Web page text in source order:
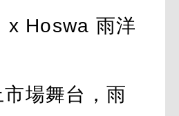
x Hoswa 雨洋
場舞台，雨